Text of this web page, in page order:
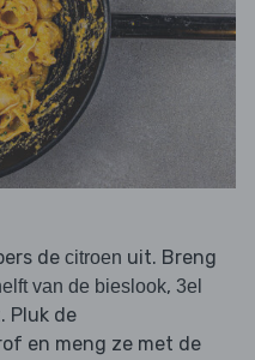
de citroen uit. Breng
van de bieslook, 3el
Pluk de
en meng ze met de